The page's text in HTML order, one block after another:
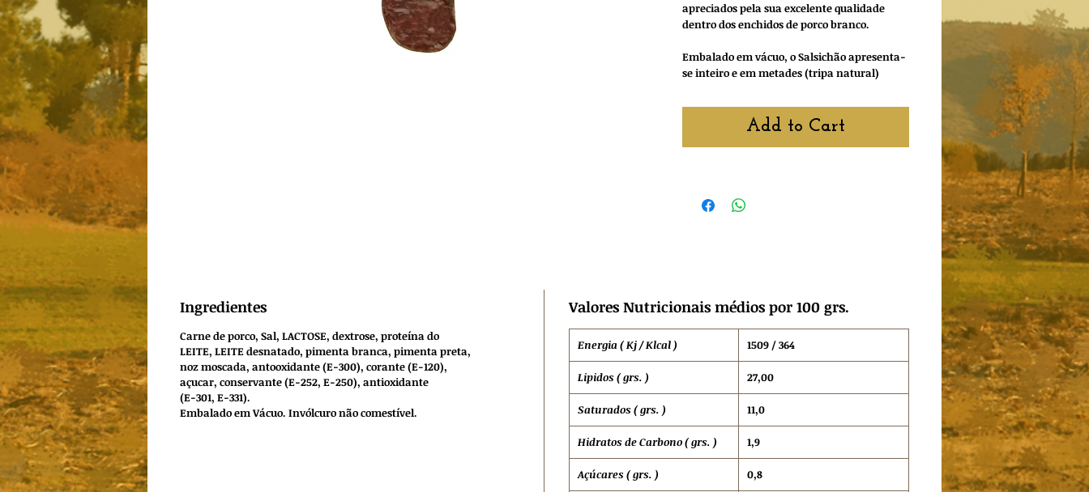
apreciados pela sua excelente qualidade
dentro dos enchidos de porco branco.
Embalado em vácuo, o Salsichão apresenta-
se inteiro e em metades (tripa natural)
Add to Cart
Ingredientes
Carne de porco, Sal, LACTOSE, dextrose, proteína do
LEITE, LEITE desnatado, pimenta branca, pimenta preta,
noz moscada, antooxidante (E-300), corante (E-120),
açucar, conservante (E-252, E-250), antioxidante
(E-301, E-331).
Embalado em Vácuo. Invólcuro não comestível.
Valores Nutricionais médios por 100 grs.
Energia ( Kj / Klcal ) 1509 / 364
Lipidos ( grs. ) 27,00
Saturados ( grs. ) 11,0
Hidratos deCarbono ( grs. ) 1,9
Açúcares ( grs. ) 0,8